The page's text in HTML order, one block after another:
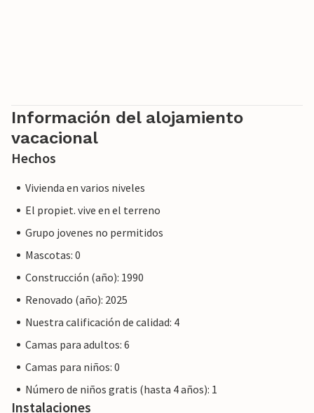
Información del alojamiento
vacacional
Hechos
Vivienda en varios niveles
El propiet. vive en el terreno
Grupo jovenes no permitidos
Mascotas: 0
Construcción (año): 1990
Renovado (año): 2025
Nuestra calificación de calidad: 4
Camas para adultos: 6
Camas para niños: 0
Número de niños gratis (hasta 4 años): 1
Instalaciones